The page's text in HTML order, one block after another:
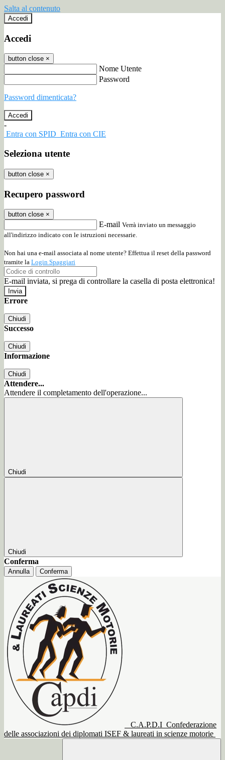
Salta al contenuto
Accedi
Accedi
button close ×
Nome Utente
Password
Password dimenticata?
-
Entra con SPID Entra con CIE
Seleziona utente
button close ×
Recupero password
button close ×
E-mail Verrà inviato un messaggio
all'indirizzo indicato con le istruzioni necessarie.
Non hai una e-mail associata al nome utente? Effettua il reset della password
tramite la Login Spaggiari
E-mail inviata, si prega di controllare la casella di posta elettronica!
Errore
Chiudi
Successo
Chiudi
Informazione
Chiudi
Attendere...
Attendere il completamento dell'operazione...
Chiudi
Chiudi
Conferma
Annulla Conferma
C.A.P.D.I Confederazione
delle associazioni dei diplomati ISEF & laureati in scienze motorie